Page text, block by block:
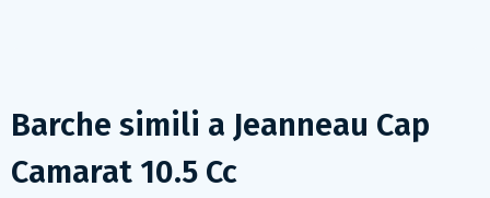
Barche simili a Jeanneau Cap
Camarat 10.5 Cc